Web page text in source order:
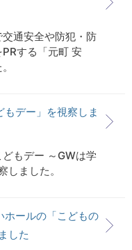
通安全や防犯・防
する「元町 安
デー」を視察しま
もデー ～GWは学
しました。
ホールの「こどもの
した